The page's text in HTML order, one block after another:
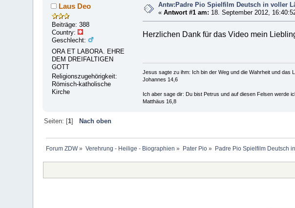
Laus Deo
Beiträge: 388
Country:
Geschlecht:
ORA ET LABORA. EHRE
DEM DREIFALTIGEN
GOTT
Religionszugehörigkeit:
Römisch-katholische
Kirche
Antw:Padre Pio Spielfilm Deutsch in voller
«Antwort #1 am: 18. September 2012,
Herzlichen Dank für das Video mein
Jesus sagte zu ihm: Ich bin der Weg und die Wahrheit und das
Johannes 14,6
Ich aber sage dir: Du bist Petrus und auf diesen Felsen werde
Matthäus 16,8
Seiten: [1]
Nach oben
Forum ZDW» Verehrung - Heilige - Biographien » Pater Pio» Padre Pio Spielfilm Deutsch